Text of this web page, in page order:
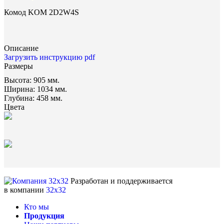
Комод KOM 2D2W4S
Описание
Загрузить инструкцию pdf
Размеры
Высота: 905 мм.
Ширина: 1034 мм.
Глубина: 458 мм.
Цвета
Разработан и поддерживается
в компании 32x32
Кто мы
Продукция